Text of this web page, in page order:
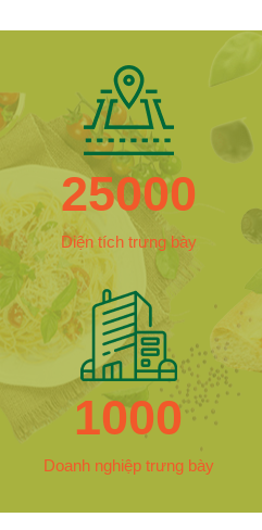
25000
Diện tích trưng bày
1000
Doanh nghiệp trưng bày